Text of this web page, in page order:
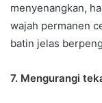
menyenangkan,
wajah permanen
batin jelas
7. Mengurangi